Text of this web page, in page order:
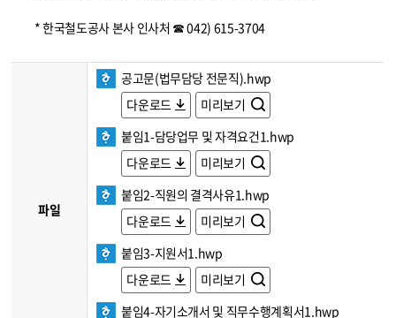
* 한국철도공사 본사 인사처 ☎ 042) 615-3704
파일
공고문(법무담당 전문직).hwp
다운로드
미리보기
붙임1-담당업무 및 자격요건1.hwp
다운로드
미리보기
붙임2-직원의 결격사유1.hwp
다운로드
미리보기
붙임3-지원서1.hwp
다운로드
미리보기
붙임4-자기소개서 및 직무수행계획서1.hwp